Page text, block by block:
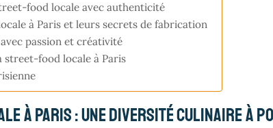
food locale avec authenticité
à Paris et leurs secrets de fabrication
passion et créativité
food locale à Paris
à Paris : une diversité culinaire à